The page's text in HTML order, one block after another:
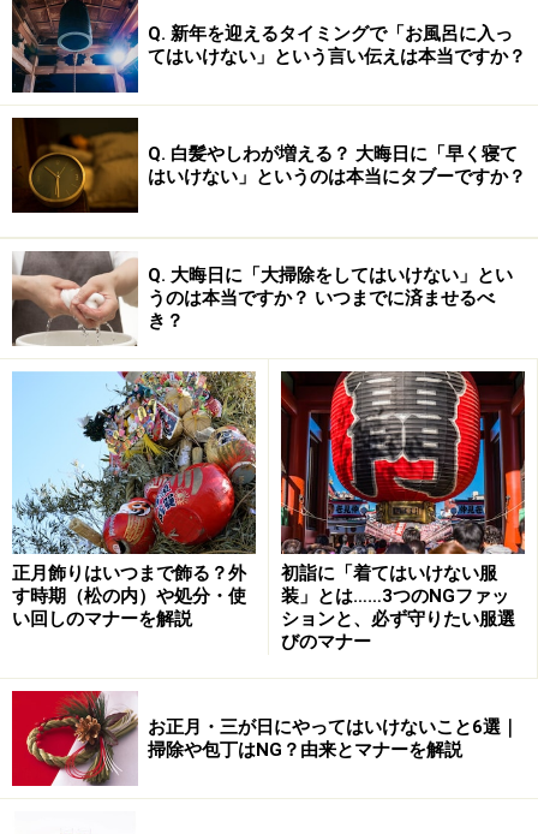
表書きの意味
昔の人は、人に物を贈る時に、紙を敷いた台に乗せて目
録をつけることがしきたりでした。目録には、内容や数
量、贈り主の名前などが書かれていました。現代の表書
きは、その習慣が簡略化されて残ったものです。
品物は紙に包まれ、目録も省略されて、かわりに表書き
で中身が何かを示すようになりました。本来の考え方か
らすれば、水引上部に品物の名前、下に数量、金額を書
くのが正式とされています。
現在では、表書きに金額を書くことに抵抗があるため金
額の変わりに姓名を書くことが一般化されています。正
Q. 新年を迎えるタイミングで「お風呂に入っ
てはいけない」という言い伝えは本当ですか？
Q. 白髪やしわが増える？ 大晦日に「早く寝て
はいけない」というのは本当にタブーですか？
Q. 大晦日に「大掃除をしてはいけない」とい
うのは本当ですか？ いつまでに済ませるべ
き？
正月飾りはいつまで飾る？外
す時期（松の内）や処分・使
い回しのマナーを解説
初詣に「着てはいけない服
装」とは……3つのNGファッ
ションと、必ず守りたい服選
びのマナー
お正月・三が日にやってはいけないこと6選｜
掃除や包丁はNG？由来とマナーを解説